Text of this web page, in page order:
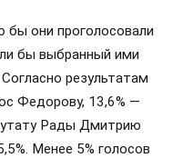
бы они проголосовали
бы выбранный ими
результатам
Федорову, 13,6% —
Рады Дмитрию
Менее 5% голосов